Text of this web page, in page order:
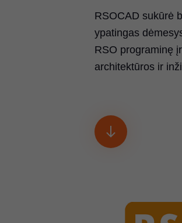
RSOCAD sukūrė
ypatingas
RSO programinę
architektūros ir